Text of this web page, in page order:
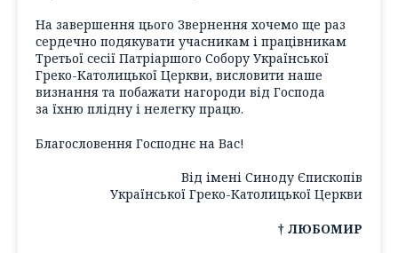
На завершення цього Звернення хочемо ще раз
сердечно подякувати учасникам і працівникам
Третьої сесії Патріаршого Собору Української
Греко-Католицької Церкви, висловити наше
визнання та побажати нагороди від Господа
за їхню плідну і нелегку працю.
Благословення Господнє на Вас!
Від імені Синоду Єпископів
Української Греко-Католицької Церкви
† ЛЮБОМИР